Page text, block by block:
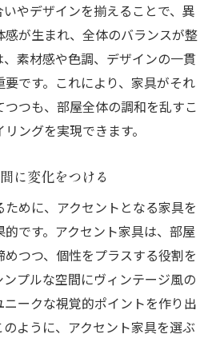
やデザインを揃えることで、異
が生まれ、全体のバランスが整
素材感や色調、デザインの一貫
です。これにより、家具がそれ
つも、部屋全体の調和を乱すこ
ングを実現できます。
に変化をつける
めに、アクセントとなる家具を
です。アクセント家具は、部屋
つつ、個性をプラスする役割を
プルな空間にヴィンテージ風の
ークな視覚的ポイントを作り出
ように、アクセント家具を選ぶ